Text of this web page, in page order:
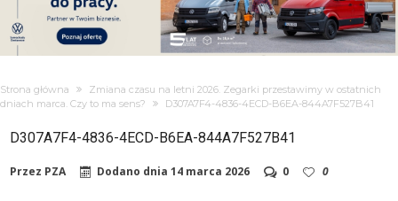
Strona główna
Zmiana czasu na letni 2026. Zegarki przestawimy w ostatnich
dniach marca. Czy to ma sens?
D307A7F4-4836-4ECD-B6EA-844A7F527B41
D307A7F4-4836-4ECD-B6EA-844A7F527B41
Przez PZA Dodano dnia14 marca 2026 0 0